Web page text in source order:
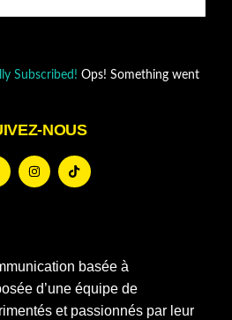
Subscribed! Ops! Something went
NOUS
basée à
d’une équipe de
et passionnés par leur